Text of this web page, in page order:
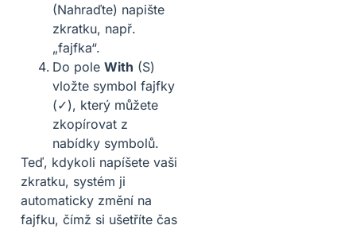
(Nahraďte) napište
zkratku, např.
„fajfka“.
Do pole With (S)
vložte symbol fajfky
(✓), který můžete
zkopírovat z
nabídky symbolů.
Teď, kdykoli napíšete vaši
zkratku, systém ji
automaticky změní na
fajfku, čímž si ušetříte čas